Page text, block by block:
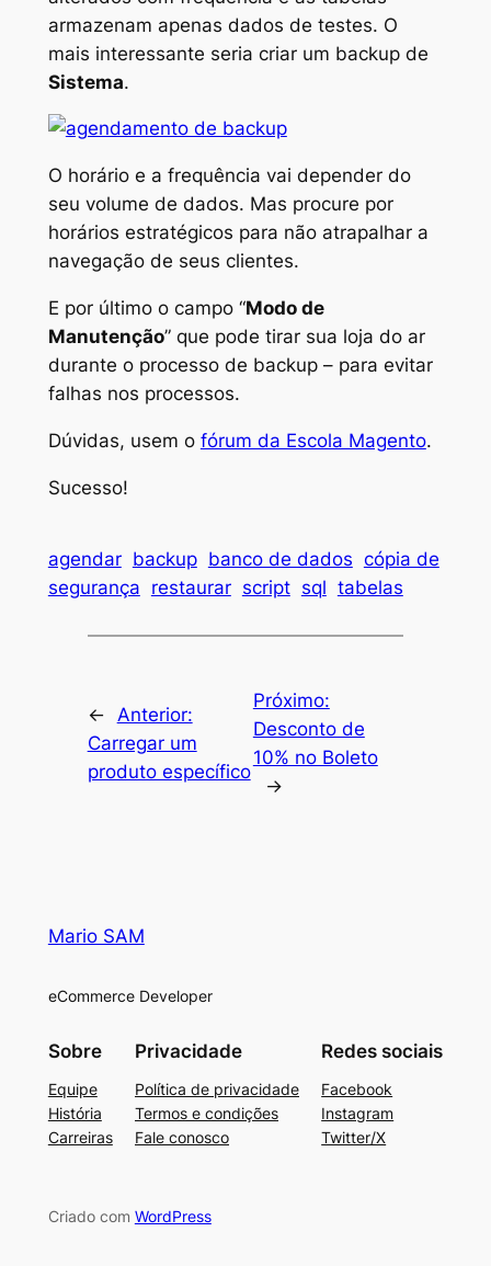
armazenam apenas dados de testes. O
mais interessante seria criar um backupde
Sistema.
O horário e a frequência vai depender do
seu volume de dados. Mas procure por
horários estratégicos para não atrapalhar a
navegação de seus clientes.
E por último o campo “Modo de
Manutenção” que pode tirar sua loja do ar
durante o processo de backup– para evitar
falhas nos processos.
Dúvidas, usem o fórum da Escola Magento.
Sucesso!
agendar backup banco de dados cópia de
segurança restaurar script sql tabelas
← Anterior:
Carregar um
produto específico
Próximo:
Desconto de
10% no Boleto
→
Mario SAM
eCommerce Developer
Sobre
Equipe
História
Carreiras
Privacidade
Política de privacidade
Termos e condições
Fale conosco
Redes sociais
Facebook
Instagram
Twitter/X
Criado com WordPress